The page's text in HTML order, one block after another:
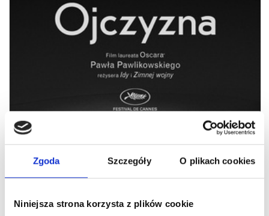
Zgoda Szczegóły O plikach cookies
Niniejsza strona korzysta z plików cookie